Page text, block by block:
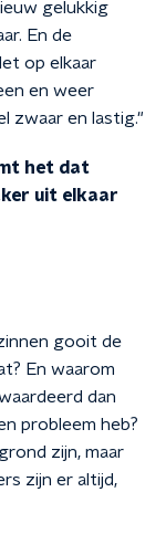
gelukkig
En de
op elkaar
en weer
zwaar en lastig."
het dat
uit elkaar
gooit de
En waarom
dan
probleem heb?
zijn, maar
zijn er altijd,